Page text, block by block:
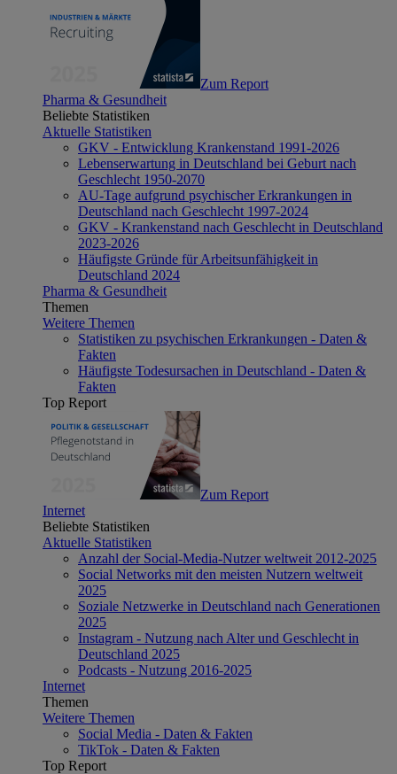
Zum Report
Pharma & Gesundheit
Beliebte Statistiken
Aktuelle Statistiken
GKV - Entwicklung Krankenstand 1991-2026
Lebenserwartung in Deutschland bei Geburt nach
Geschlecht 1950-2070
AU-Tage aufgrund psychischer Erkrankungen in
Deutschland nach Geschlecht 1997-2024
GKV - Krankenstand nach Geschlecht in Deutschland
2023-2026
Häufigste Gründe für Arbeitsunfähigkeit in
Deutschland 2024
Pharma & Gesundheit
Themen
Weitere Themen
Statistiken zu psychischen Erkrankungen - Daten &
Fakten
Häufigste Todesursachen in Deutschland - Daten &
Fakten
Top Report
Zum Report
Internet
Beliebte Statistiken
Aktuelle Statistiken
Anzahl der Social-Media-Nutzer weltweit 2012-2025
Social Networks mit den meisten Nutzern weltweit
2025
Soziale Netzwerke in Deutschland nach Generationen
2025
Instagram - Nutzung nach Alter und Geschlecht in
Deutschland 2025
Podcasts - Nutzung 2016-2025
Internet
Themen
Weitere Themen
Social Media - Daten & Fakten
TikTok - Daten & Fakten
Top Report